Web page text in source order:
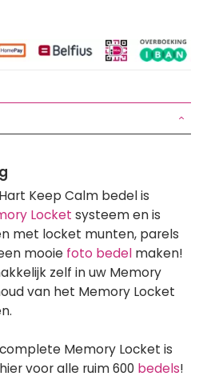
Keep Calm bedel is
Locket systeem en is
met locket munten, parels
mooie foto bedel maken!
zelf in uw Memory
van het Memory Locket
Memory Locket is
voor alle ruim 600 bedels!